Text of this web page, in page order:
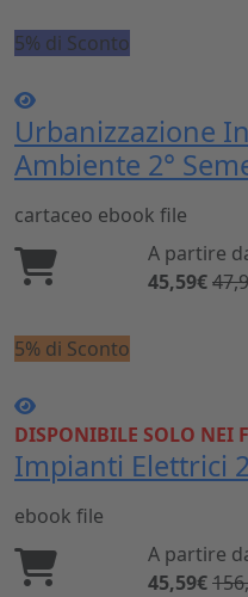
5% di Sconto
Urbanizzazione
Ambiente 2°
cartaceo ebook file
A partire
45,59€
5% di Sconto
DISPONIBILE SOLO NEI
Impianti Elettrici
ebook file
A partire
45,59€